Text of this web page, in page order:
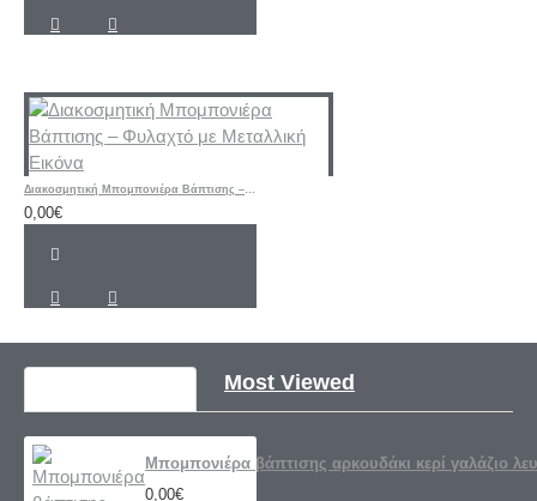
0,00€
Most Viewed
Mπομπονιέρα βάπτισης αρκουδάκι κερί γαλάζιο
0,00€